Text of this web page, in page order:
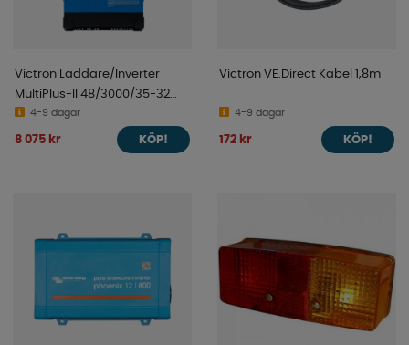
Victron Laddare/Inverter
MultiPlus-II 48/3000/35-32
230V GX
4-9 dagar
8 075 kr KÖP!
Victron VE.Direct Kabel 1,8m
4-9 dagar
172 kr KÖP!